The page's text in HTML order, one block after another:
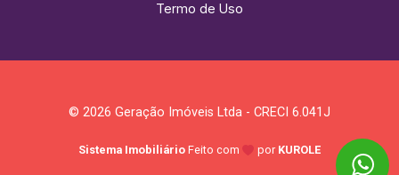
Termo de Uso
© 2026 Geração Imóveis Ltda - CRECI 6.041J
Sistema Imobiliário Feito com por KUROLE